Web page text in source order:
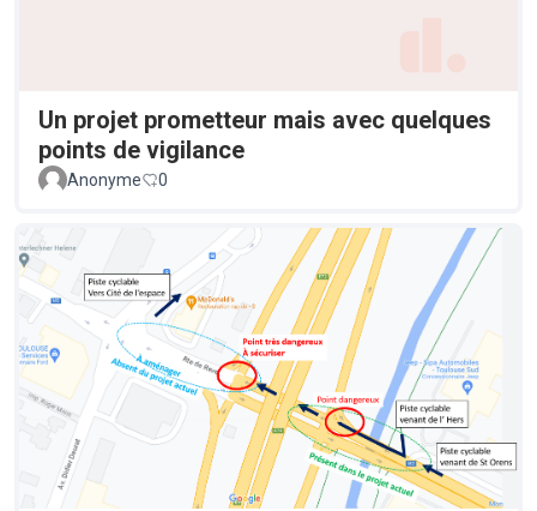
Un projet prometteur mais avec quelques
points de vigilance
Anonyme 0